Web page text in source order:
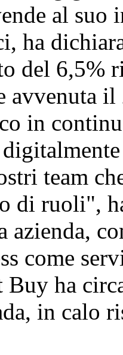
al suo
ha
del 6,5%
avvenuta
in
team
di ruoli",
azienda,
come
Buy ha
in calo